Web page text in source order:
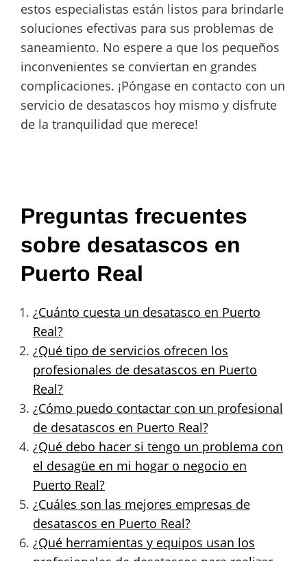
estos especialistas están listos para brindarle
soluciones efectivas para sus problemas de
saneamiento. No espere a que los pequeños
inconvenientes se conviertan en grandes
complicaciones. ¡Póngase en contacto con un
servicio de desatascos hoy mismo y disfrute
de la tranquilidad que merece!
Preguntas frecuentes
sobre desatascos en
Puerto Real
¿Cuánto cuesta un desatasco en Puerto
Real?
¿Qué tipo de servicios ofrecen los
profesionales de desatascos en Puerto
Real?
¿Cómo puedo contactar con un profesional
de desatascos en Puerto Real?
¿Qué debo hacer si tengo un problema con
el desagüe en mi hogar o negocio en
Puerto Real?
¿Cuáles son las mejores empresas de
desatascos en Puerto Real?
¿Qué herramientas y equipos usan los